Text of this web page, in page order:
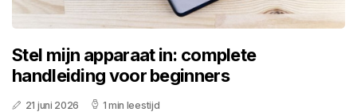
Stel mijn apparaat in: complete
handleiding voor beginners
21 juni 2026 1 min leestijd